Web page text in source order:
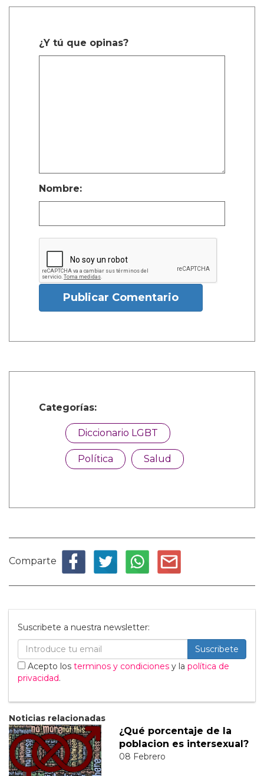
¿Y tú que opinas?
Nombre:
Publicar Comentario
Categorías:
Diccionario LGBT
Política Salud
Comparte
Suscribete a nuestra newsletter:
Suscribete
Acepto los terminos y condiciones y la política de
privacidad.
Noticias relacionadas
¿Qué porcentaje de la
poblacion es intersexual?
08 Febrero